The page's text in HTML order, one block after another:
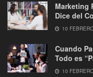
Marketing
Dice del
10
Cuando
Todo es
10